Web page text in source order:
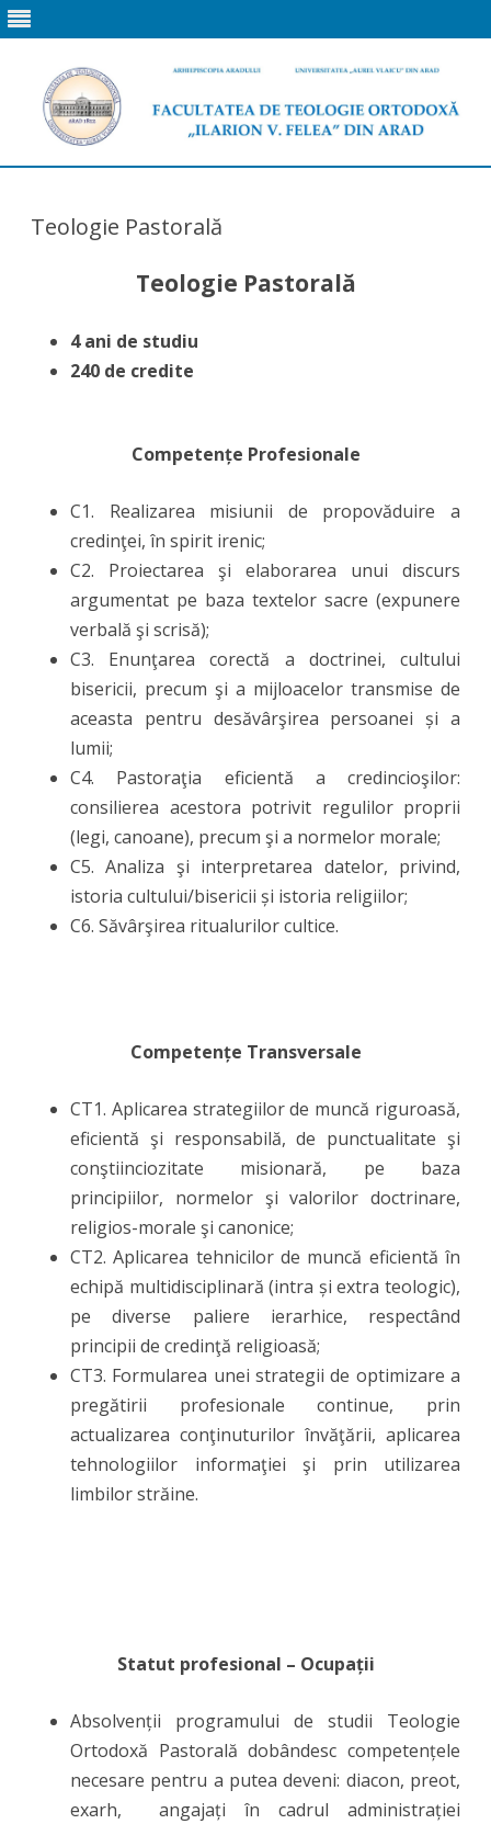
Teologie Pastorală
Teologie Pastorală
4 ani de studiu
240 de credite
Competențe Profesionale
C1. Realizarea misiunii de propovăduire a
credinţei, în spirit irenic;
C2. Proiectarea şi elaborarea unui discurs
argumentat pe baza textelor sacre (expunere
verbală şi scrisă);
C3. Enunţarea corectă a doctrinei, cultului
bisericii, precum şi a mijloacelor transmise de
aceasta pentru desăvârşirea persoanei și a
lumii;
C4. Pastoraţia eficientă a credincioşilor:
consilierea acestora potrivit regulilor proprii
(legi, canoane), precum şi a normelor morale;
C5. Analiza şi interpretarea datelor, privind,
istoria cultului/bisericii și istoria religiilor;
C6. Săvârşirea ritualurilor cultice.
Competențe Transversale
CT1. Aplicarea strategiilor de muncă riguroasă,
eficientă şi responsabilă, de punctualitate şi
conştiinciozitate misionară, pe baza
principiilor, normelor şi valorilor doctrinare,
religios-morale şi canonice;
CT2. Aplicarea tehnicilor de muncă eficientă în
echipă multidisciplinară (intra și extra teologic),
pe diverse paliere ierarhice, respectând
principii de credinţă religioasă;
CT3. Formularea unei strategii de optimizare a
pregătirii profesionale continue, prin
actualizarea conţinuturilor învăţării, aplicarea
tehnologiilor informaţiei şi prin utilizarea
limbilor străine.
Statut profesional – Ocupații
Absolvenții programului de studii Teologie
Ortodoxă Pastorală dobândesc competențele
necesare pentru a putea deveni: diacon, preot,
exarh, angajați în cadrul administrației